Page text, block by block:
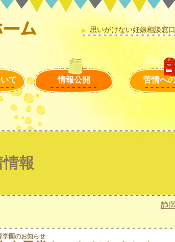
て 情報公開 苦情へ
思いがけない妊娠相談窓口
報
静
学園のお知らせ